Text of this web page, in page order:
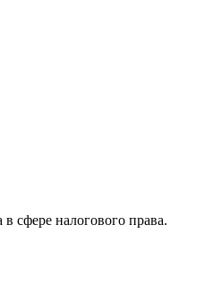
сфере налогового права.